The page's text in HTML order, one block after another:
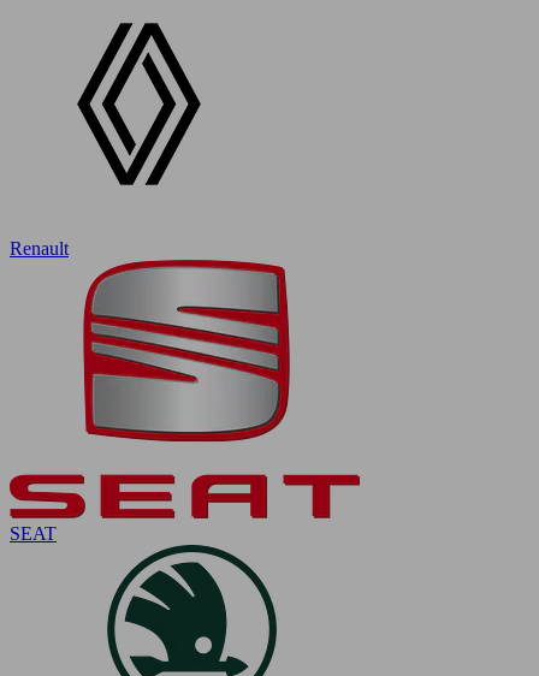
Renault
SEAT